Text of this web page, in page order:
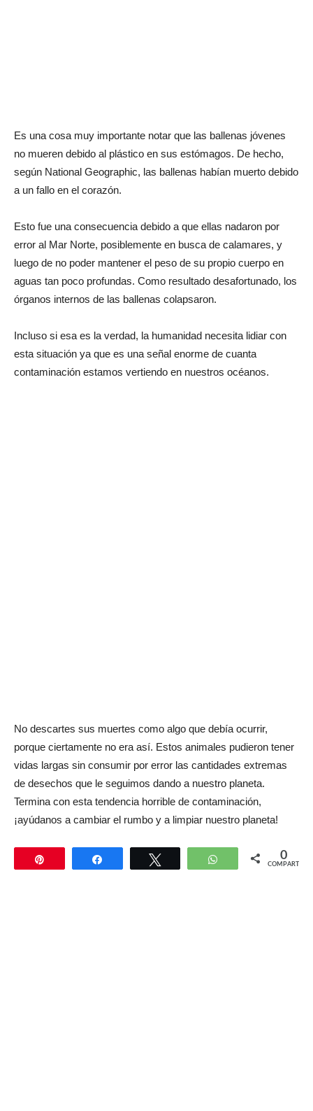
Es una cosa muy importante notar que las ballenas jóvenes
no mueren debido al plástico en sus estómagos. De hecho,
según National Geographic, las ballenas habían muerto debido
a un fallo en el corazón.
Esto fue una consecuencia debido a que ellas nadaron por
error al Mar Norte, posiblemente en busca de calamares, y
luego de no poder mantener el peso de su propio cuerpo en
aguas tan poco profundas. Como resultado desafortunado, los
órganos internos de las ballenas colapsaron.
Incluso si esa es la verdad, la humanidad necesita lidiar con
esta situación ya que es una señal enorme de cuanta
contaminación estamos vertiendo en nuestros océanos.
No descartes sus muertes como algo que debía ocurrir,
porque ciertamente no era así. Estos animales pudieron tener
vidas largas sin consumir por error las cantidades extremas
de desechos que le seguimos dando a nuestro planeta.
Termina con esta tendencia horrible de contaminación,
¡ayúdanos a cambiar el rumbo y a limpiar nuestro planeta!
Compartir WhatsApp 0
COMPARTIR